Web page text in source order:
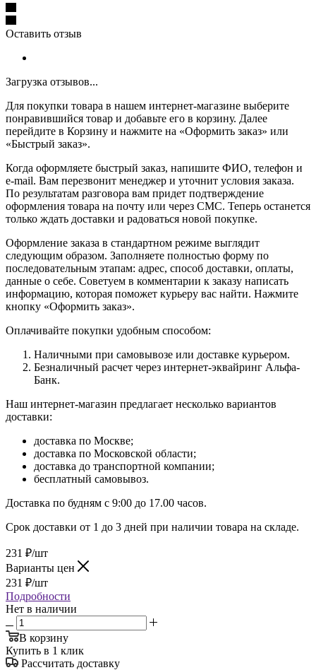
Оставить отзыв
Загрузка отзывов...
Для покупки товара в нашем интернет-магазине выберите
понравившийся товар и добавьте его в корзину. Далее
перейдите в Корзину и нажмите на «Оформить заказ» или
«Быстрый заказ».
Когда оформляете быстрый заказ, напишите ФИО, телефон и
e-mail. Вам перезвонит менеджер и уточнит условия заказа.
По результатам разговора вам придет подтверждение
оформления товара на почту или через СМС. Теперь останется
только ждать доставки и радоваться новой покупке.
Оформление заказа в стандартном режиме выглядит
следующим образом. Заполняете полностью форму по
последовательным этапам: адрес, способ доставки, оплаты,
данные о себе. Советуем в комментарии к заказу написать
информацию, которая поможет курьеру вас найти. Нажмите
кнопку «Оформить заказ».
Оплачивайте покупки удобным способом:
Наличными при самовывозе или доставке курьером.
Безналичный расчет через интернет-эквайринг Альфа-
Банк.
Наш интернет-магазин предлагает несколько вариантов
доставки:
доставка по Москве;
доставка по Московской области;
доставка до транспортной компании;
бесплатный самовывоз.
Доставка по будням с 9:00 до 17.00 часов.
Срок доставки от 1 до 3 дней при наличии товара на складе.
231 ₽/шт
Варианты цен
231 ₽/шт
Подробности
Нет в наличии
В корзину
Купить в 1 клик
Рассчитать доставку